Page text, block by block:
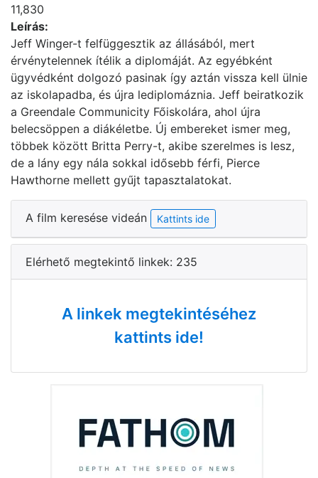
11,830
Leírás:
Jeff Winger-t felfüggesztik az állásából, mert
érvénytelennek ítélik a diplomáját. Az egyébként
ügyvédként dolgozó pasinak így aztán vissza kell ülnie
az iskolapadba, és újra lediplomáznia. Jeff beiratkozik
a Greendale Communicity Főiskolára, ahol újra
belecsöppen a diákéletbe. Új embereket ismer meg,
többek között Britta Perry-t, akibe szerelmes is lesz,
de a lány egy nála sokkal idősebb férfi, Pierce
Hawthorne mellett gyűjt tapasztalatokat.
A film keresése videán Kattints ide
Elérhető megtekintő linkek: 235
A linkek megtekintéséhez
kattints ide!